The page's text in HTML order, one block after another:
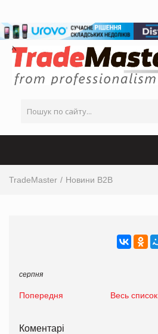
TradeMaster Новини B2B
серпня
Попередня Весь список
Коментарі